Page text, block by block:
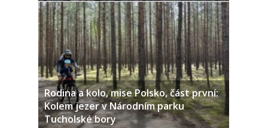
Rodina a kolo, mise Polsko, část první:
Kolem jezer v Národním parku
Tucholské bory